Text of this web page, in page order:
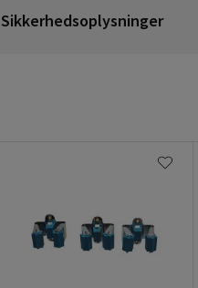
Sikkerhedsoplysninger